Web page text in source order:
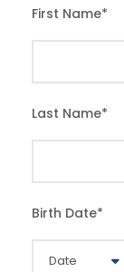
First Name*
Last Name*
Birth Date*